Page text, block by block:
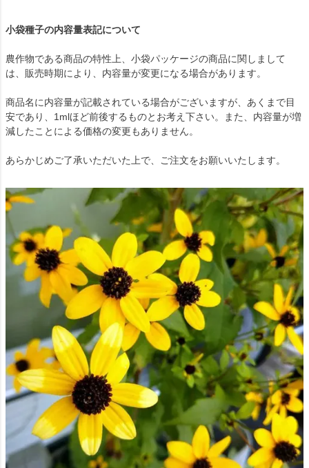
小袋種子の内容量表記について
農作物である商品の特性上、小袋パッケージの商品に関しまして
は、販売時期により、内容量が変更になる場合があります。
商品名に内容量が記載されている場合がございますが、あくまで目
安であり、1mlほど前後するものとお考え下さい。また、内容量が増
減したことによる価格の変更もありません。
あらかじめご了承いただいた上で、ご注文をお願いいたします。